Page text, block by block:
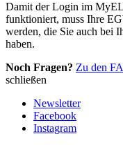
Damit der Login im
funktioniert, muss Ihre
werden, die Sie auch bei
haben.
Noch Fragen? Zu den
schließen
Newsletter
Facebook
Instagram